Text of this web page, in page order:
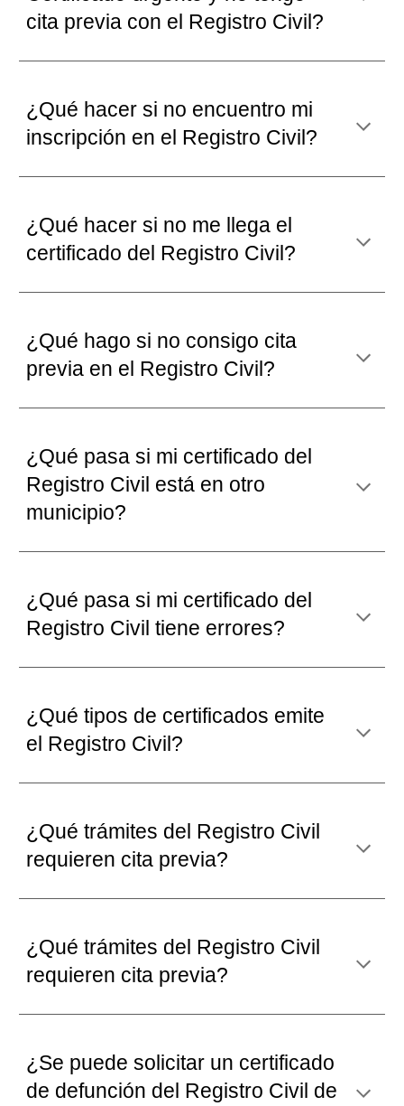
cita previa con el Registro Civil?
¿Qué hacer si no encuentro mi
inscripción en el Registro Civil?
¿Qué hacer si no me llega el
certificado del Registro Civil?
¿Qué hago si no consigo cita
previa en el Registro Civil?
¿Qué pasa si mi certificado del
Registro Civil está en otro
municipio?
¿Qué pasa si mi certificado del
Registro Civil tiene errores?
¿Quétipos de certificados emite
el Registro Civil?
¿Qué trámites del Registro Civil
requieren cita previa?
¿Qué trámites del Registro Civil
requieren cita previa?
¿Se puede solicitar un certificado
de defunción del Registro Civil de